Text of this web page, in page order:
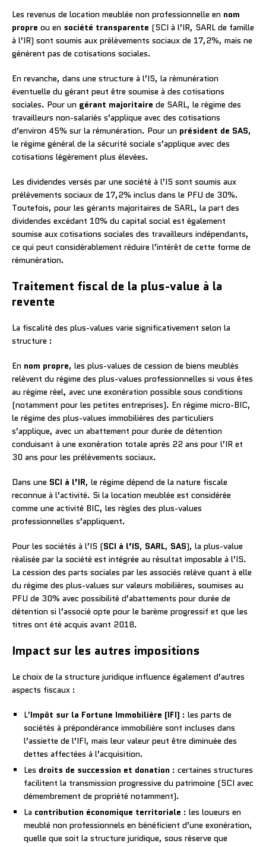
Les revenus de location meublée non professionnelle en nom
propre ou en société transparente (SCI à l’IR, SARL de famille
à l’IR) sont soumis aux prélèvements sociaux de 17,2%, mais ne
génèrent pas de cotisations sociales.
En revanche, dans une structure à l’IS, la rémunération
éventuelle du gérant peut être soumise à des cotisations
sociales. Pour un gérant majoritaire de SARL, le régime des
travailleurs non-salariés s’applique avec des cotisations
d’environ 45% sur la rémunération. Pour un président de SAS,
le régime général de la sécurité sociale s’applique avec des
cotisations légèrement plus élevées.
Les dividendes versés par une société à l’IS sont soumis aux
prélèvements sociaux de 17,2% inclus dans le PFU de 30%.
Toutefois, pour les gérants majoritaires de SARL, la part des
dividendes excédant 10% du capital social est également
soumise aux cotisations sociales des travailleurs indépendants,
ce qui peut considérablement réduire l’intérêt de cette forme de
rémunération.
Traitement fiscal de la plus-value à la
revente
La fiscalité des plus-values varie significativement selon la
structure :
En nom propre, les plus-values de cession de biens meublés
relèvent du régime des plus-values professionnelles si vous êtes
au régime réel, avec une exonération possible sous conditions
(notamment pour les petites entreprises). En régime micro-BIC,
le régime des plus-values immobilières des particuliers
s’applique, avec un abattement pour durée de détention
conduisant à une exonération totale après 22 ans pour l’IR et
30 ans pour les prélèvements sociaux.
Dans une SCI à l’IR, le régime dépend de la nature fiscale
reconnue à l’activité. Si la location meublée est considérée
comme une activité BIC, les règles des plus-values
professionnelles s’appliquent.
Pour les sociétés à l’IS (SCI à l’IS, SARL, SAS), la plus-value
réalisée par la société est intégrée au résultat imposable à l’IS.
La cession des parts sociales par les associés relève quant à elle
du régime des plus-values sur valeurs mobilières, soumises au
PFU de 30% avec possibilité d’abattements pour durée de
détention si l’associé opte pour le barème progressif et que les
titres ont été acquis avant 2018.
Impact sur les autres impositions
Le choix de la structure juridique influence également d’autres
aspects fiscaux :
L’Impôt sur la Fortune Immobilière (IFI) : les parts de
sociétés à prépondérance immobilière sont incluses dans
l’assiette de l’IFI, mais leur valeur peut être diminuée des
dettes affectées à l’acquisition.
Les droits de succession et donation : certaines structures
facilitent la transmission progressive du patrimoine (SCI avec
démembrement de propriété notamment).
La contribution économique territoriale : les loueurs en
meublé non professionnels en bénéficient d’une exonération,
quelle que soit la structure juridique, sous réserve que